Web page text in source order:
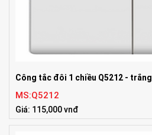
Công tắc đôi 1 chiều Q5212 - trắng
MS:Q5212
Giá: 115,000 vnđ
Tiêu chuẩn:86*86mm